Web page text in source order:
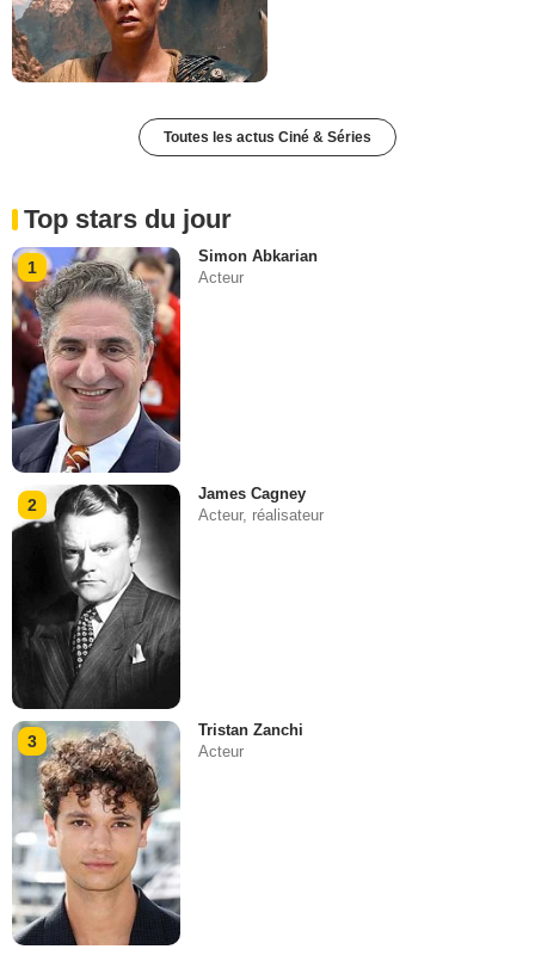
Toutes les actus Ciné & Séries
Top stars du jour
1
Simon Abkarian
Acteur
2
James Cagney
Acteur, réalisateur
3
Tristan Zanchi
Acteur